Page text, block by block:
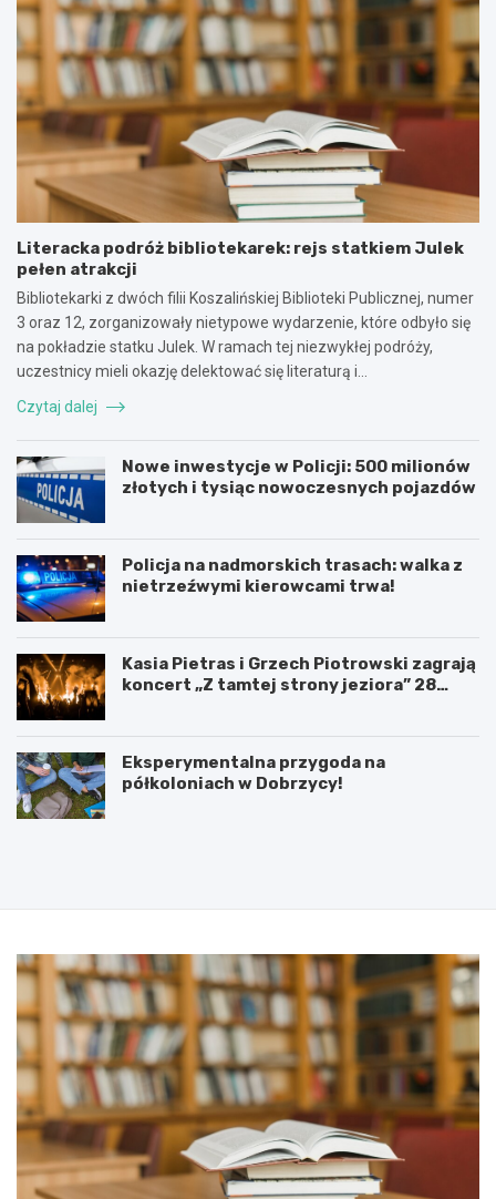
Literacka podróż bibliotekarek: rejs statkiem Julek
pełen atrakcji
Bibliotekarki z dwóch filii Koszalińskiej Biblioteki Publicznej, numer
3 oraz 12, zorganizowały nietypowe wydarzenie, które odbyło się
na pokładzie statku Julek. W ramach tej niezwykłej podróży,
uczestnicy mieli okazję delektować się literaturą i…
Czytaj dalej
Nowe inwestycje w Policji: 500 milionów
złotych i tysiąc nowoczesnych pojazdów
Policja na nadmorskich trasach: walka z
nietrzeźwymi kierowcami trwa!
Kasia Pietras i Grzech Piotrowski zagrają
koncert „Z tamtej strony jeziora” 28
Eksperymentalna przygoda na
półkoloniach w Dobrzycy!
P
n
i
e
u
m
o
w
y
n
w
5
2
0
2
5
:
N
i
e
b
z